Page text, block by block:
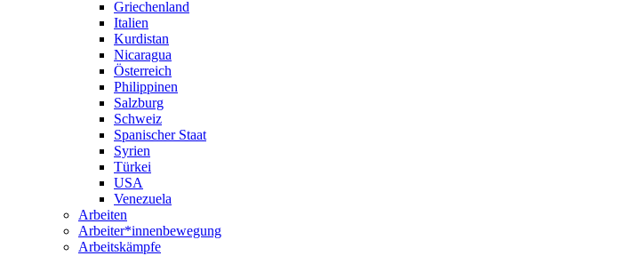
Griechenland
Italien
Kurdistan
Nicaragua
Österreich
Philippinen
Salzburg
Schweiz
Spanischer Staat
Syrien
Türkei
USA
Venezuela
Arbeiten
Arbeiter*innenbewegung
Arbeitskämpfe